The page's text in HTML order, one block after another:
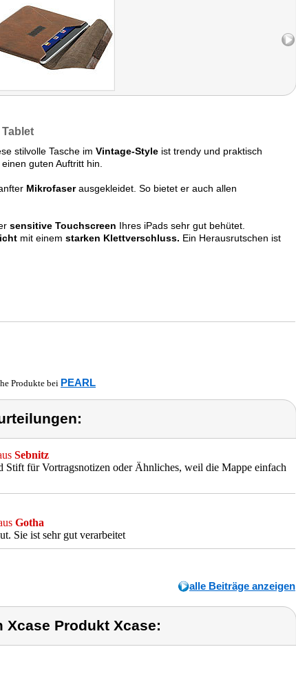
stilvolle Tasche im Vintage-Style ist trendy und praktisch
guten Auftritt hin.
Mikrofaserausgekleidet. So bietet er auch allen
sensitive Touchscreen Ihres iPads sehr gut behütet.
mit einem starken Klettverschluss. Ein Herausrutschen ist
Produkte bei PEARL
Sebnitz
für Vortragsnotizen oder Ähnliches, weil die Mappe einfach
Gotha
Sie ist sehr gut verarbeitet
alle Beiträge anzeigen
Produkt Xcase: